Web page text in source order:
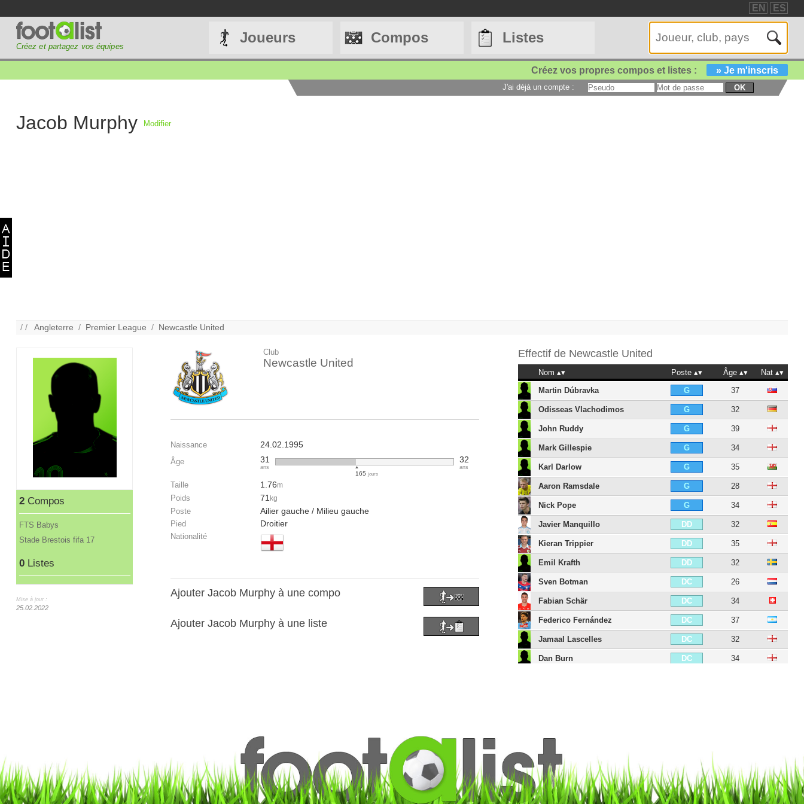
EN ES
Créez et partagez vos équipes
Joueurs Compos Listes
Créez vos propres compos et listes : » Je m'inscris
J'ai déjà un compte : OK
Jacob Murphy Modifier
/ /Angleterre / Premier League / Newcastle United
2Compos
FTS Babys
Stade Brestois fifa 17
0Listes
Mise à jour :
25.02.2022
Club
Newcastle United
Naissance 24.02.1995
Âge 31
ans
165 jours
32
ans
Taille 1.76m
Poids 71 kg
Poste Ailier gauche / Milieu gauche
Pied Droitier
Nationalité
Ajouter Jacob Murphy à une compo
Ajouter Jacob Murphy à une liste
Effectif de Newcastle United
Nom Poste Âge
Nat
Martin Dúbravka
G 37
Odisseas Vlachodimos G 32
John Ruddy G 39
Mark Gillespie G 34
Karl Darlow G 35
Aaron Ramsdale G 28
Nick Pope G 34
Javier Manquillo DD 32
Kieran Trippier DD 35
Emil Krafth DD 32
Sven Botman DC 26
Fabian Schär DC 34
Federico Fernández DC 37
Jamaal Lascelles DC 32
Dan Burn DC 34
Sean Longstaff
Isaac Hayden MDC 31
Joe Willock MC 26